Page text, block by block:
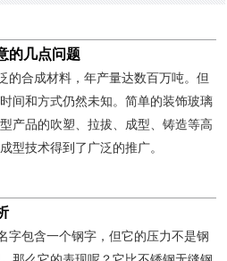
的几点问题
的合成材料，年产量达数百万吨。但
间和方式仍然未知。简单的装饰玻璃
产品的吹塑、拉拔、成型、铸造等高
型技术得到了广泛的推广。
包含一个钢字，但它的压力不是钢